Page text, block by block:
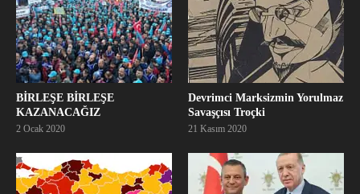
BİRLEŞE BİRLEŞE
KAZANACAĞIZ
2 Ocak 2020
Devrimci Marksizmin Yorulmaz
Savaşçısı Troçki
21 Kasım 2020